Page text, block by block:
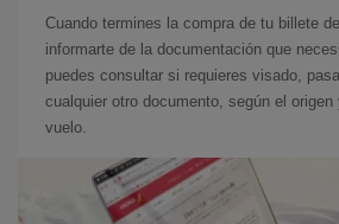
Cuando termines la compra de tu billete
informarte de la documentación que
puedes consultar si requieres visado,
cualquier otro documento, según el
vuelo.